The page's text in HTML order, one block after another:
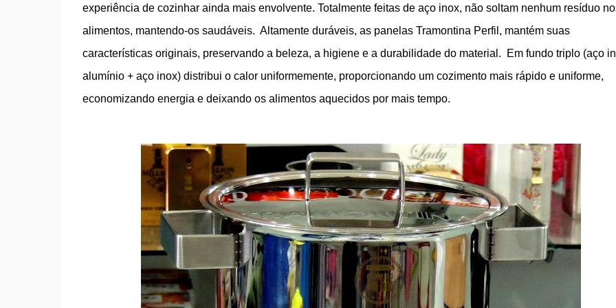
experiência de cozinhar ainda mais envolvente. Totalmente feitas de aço inox, não soltam nenhum resíduo
alimentos, mantendo-os saudáveis. Altamente duráveis, as panelas Tramontina Perfil, mantém suas
características originais, preservando a beleza, a higiene e a durabilidade do material.
Emfundo triplo (aço
alumínio + aço inox) distribui o calor uniformemente, proporcionando um cozimento mais rápido e uniforme,
economizando energia e deixando os alimentos aquecidos por mais tempo.